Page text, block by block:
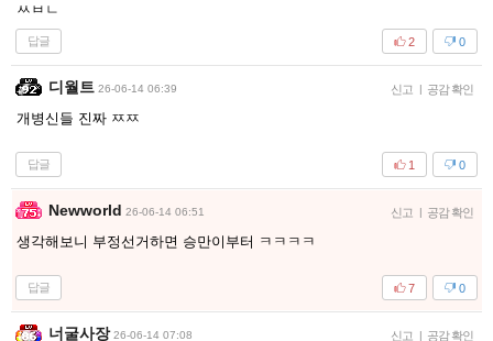
ㅆㅂㄴ
답글 0
2
디월트 26-06-14 06:39 신고 공감 확인
개병신들 진짜 ㅉㅉ
답글 0
1
Newworld 26-06-14 06:51 신고 공감 확인
생각해보니 부정선거하면 승만이부터 ㅋㅋㅋㅋ
답글 0
7
너굴사장 26-06-14 07:08 신고 공감 확인